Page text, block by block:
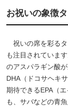
お祝いの象徴
祝いの席を彩る
も注目されていま
のアスパラギン酸
DHA（ドコサヘキ
期待できるEPA（
も、サバなどの青